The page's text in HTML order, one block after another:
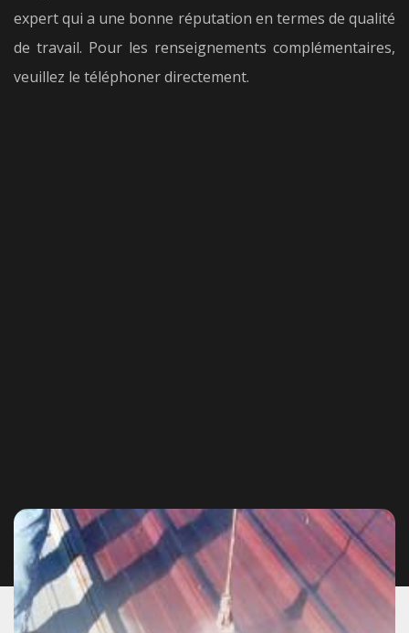
expert qui a une bonne réputation en termes de qualité
de travail. Pour les renseignements complémentaires,
veuillez le téléphoner directement.